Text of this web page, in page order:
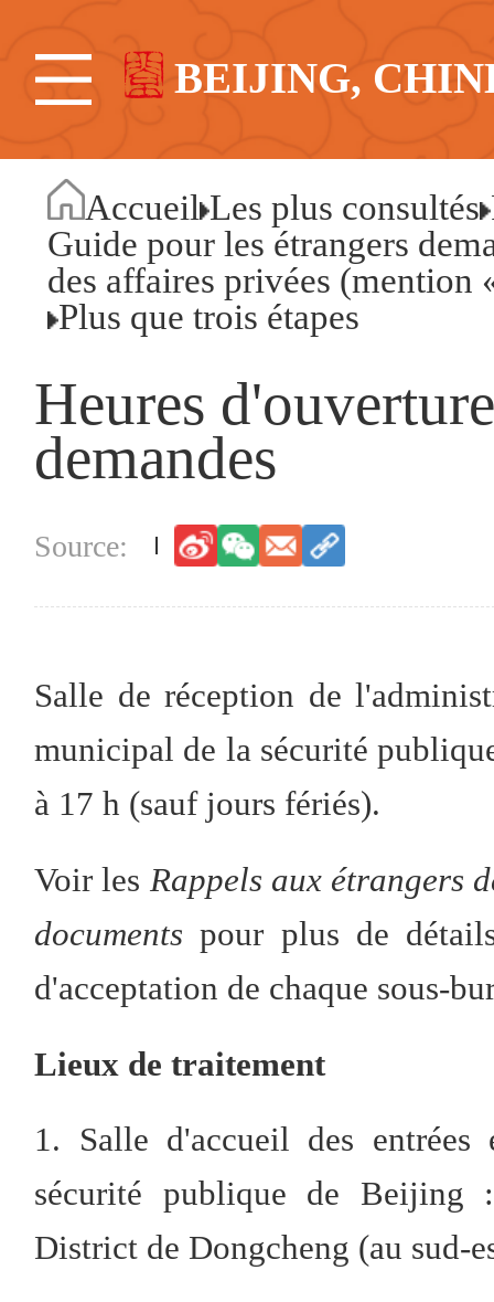
BEIJING,
Accueil Les plus consultés
Guide pour les étrangers
des affaires privées (mention
Plus que trois étapes
Heures
demandes
Salle de réception de
municipal de la sécurité
à 17 h (sauf jours fériés).
Voir les Rappels aux étrangers
documents pour plus de
d'acceptation de chaque sous-
Lieux de traitement
1. Salle d'accueil des
sécurité publique de Beijing
District de Dongcheng (au sud-